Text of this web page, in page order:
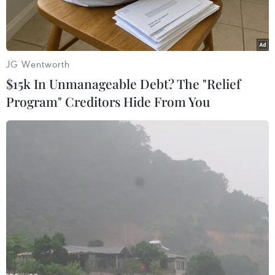
người dân.
phương. (Ảnh: TTXVN phát)
Chiều ngày 9/6, ông Nguyễn Phùng Anh Vũ, Phó
JG Wentworth
$15k In Unmanageable Debt? The "Relief
Program" Creditors Hide From You